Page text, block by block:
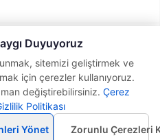
Duyuyoruz
sitemizi geliştirmek ve
için çerezler kullanıyoruz.
değiştirebilirsiniz. Çerez
Politikası
Yönet Zorunlu Çerezleri